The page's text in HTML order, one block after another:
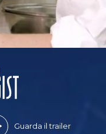
Guarda il trailer